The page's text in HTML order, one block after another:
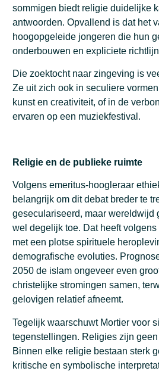
sommigen biedt religie duidelijke
antwoorden. Opvallend is dat het
hoogopgeleide jongeren die hun
onderbouwen en expliciete
Die zoektocht naar zingeving is
Ze uit zich ook in seculiere
kunst en creativiteit, of in de
ervaren op een muziekfestival.
Religie en de publieke ruimte
Volgens emeritus-hoogleraar
belangrijk om dit debat breder te
geseculariseerd, maar wereldwijd
wel degelijk toe. Dat heeft
met een plotse spirituele
demografische evoluties.
2050 de islam ongeveer even
christelijke stromingen samen,
gelovigen relatief afneemt.
Tegelijk waarschuwt Mortier voor
tegenstellingen. Religies zijn
Binnen elke religie bestaan sterk
kritische en symbolische